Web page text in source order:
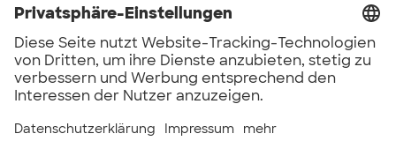
Compliance
Arbeite bei uns
Benefits
Offene Stellen